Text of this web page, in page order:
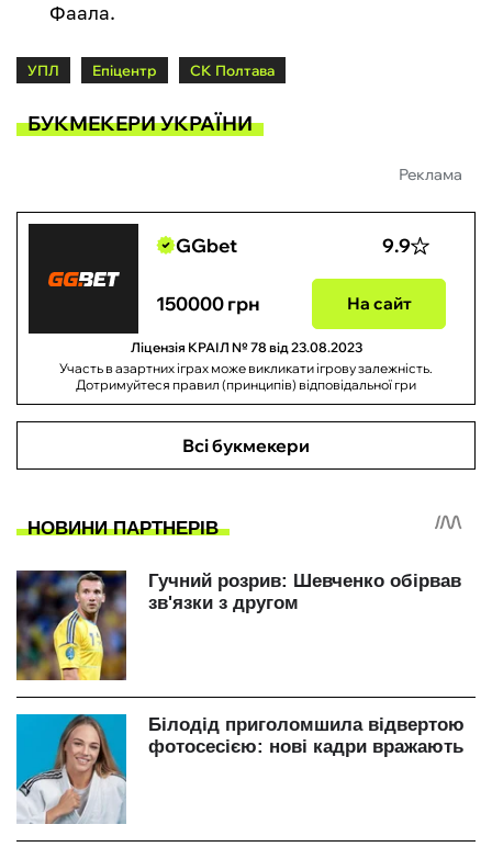
Фаала.
УПЛ Епіцентр СК Полтава
БУКМЕКЕРИ УКРАЇНИ
Реклама
GGbet 9.9
150000 грн На сайт
Ліцензія КРАІЛ № 78 від 23.08.2023
Участь в азартних іграх може викликати ігрову залежність.
Дотримуйтеся правил (принципів) відповідальної гри
Всі букмекери